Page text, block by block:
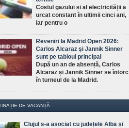
Costul gazului și al electricității a
urcat constant în ultimii cinci ani,
iar pentru o
Reveniri la Madrid Open 2026:
Carlos Alcaraz și Jannik Sinner
sunt pe tabloul principal
După un an de absență, Carlos
Alcaraz și Jannik Sinner se întorc
în turneul de la Madrid.
DE VACANȚĂ
Clujul s-a asociat cu județele Alba și